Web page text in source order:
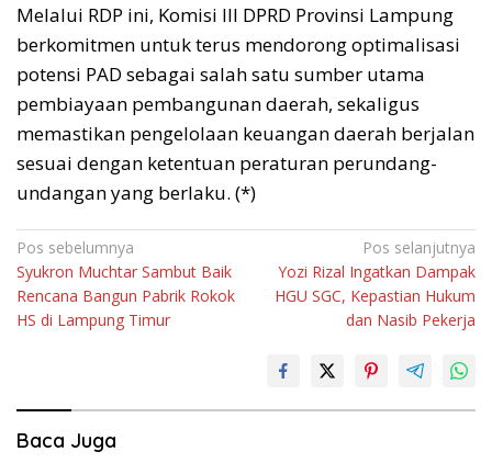
Melalui RDP ini, Komisi III DPRD Provinsi Lampung
berkomitmen untuk terus mendorong optimalisasi
potensi PAD sebagai salah satu sumber utama
pembiayaan pembangunan daerah, sekaligus
memastikan pengelolaan keuangan daerah berjalan
sesuai dengan ketentuan peraturan perundang-
undangan yang berlaku. (*)
Navigasi
pos
Pos sebelumnya
Syukron Muchtar Sambut Baik
Rencana Bangun Pabrik Rokok
HS di Lampung Timur
Pos selanjutnya
Yozi Rizal Ingatkan Dampak
HGU SGC, Kepastian Hukum
dan Nasib Pekerja
Baca Juga